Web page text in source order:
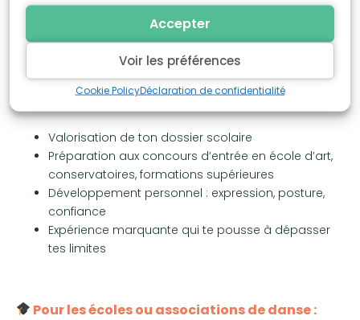
Accepter
Voir les préférences
Cookie PolicyDéclaration de confidentialité
6. Quels sont les avantages du
BAC option Danse ?
Valorisation de ton dossier scolaire
Préparation aux concours d’entrée en école d’art,
conservatoires, formations supérieures
Développement personnel : expression, posture,
confiance
Expérience marquante qui te pousse à dépasser
tes limites
Pour les écoles ou associations de danse :